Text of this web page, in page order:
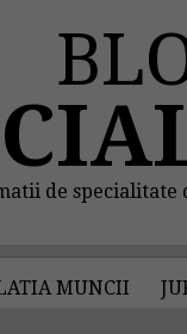
de specialitate
MUNCII